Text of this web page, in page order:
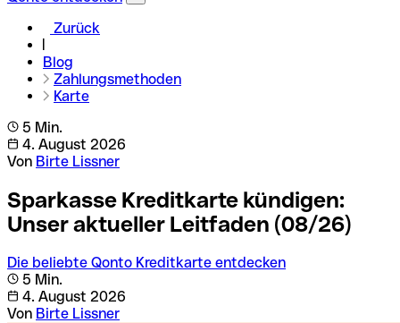
Zurück
Blog
Zahlungsmethoden
Karte
5 Min.
4. August 2026
Von Birte Lissner
Sparkasse Kreditkarte kündigen:
Unser aktueller Leitfaden (08/26)
Die beliebte Qonto Kreditkarte entdecken
5 Min.
4. August 2026
Von Birte Lissner